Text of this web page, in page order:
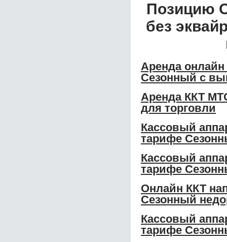
Позицию
без
Аренда
Сезонный с
Аренда ККТ
для торговли
Кассовый
тарифе
Кассовый
тарифе
Онлайн ККТ
Сезонный
Кассовый
тарифе